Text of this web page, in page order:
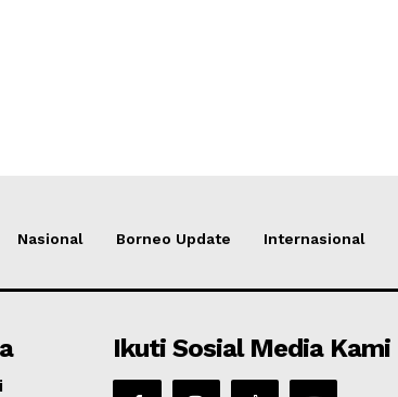
Nasional Borneo Update Internasional
Ikuti Sosial Media Kami